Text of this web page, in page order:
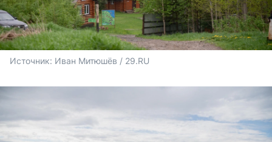
Источник: Иван Митюшёв / 29.RU